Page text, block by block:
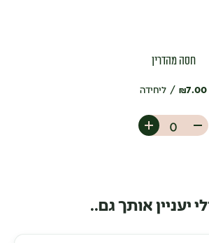
חסה מהדרין
₪7.00 ליחידה
יעניין אותך גם..